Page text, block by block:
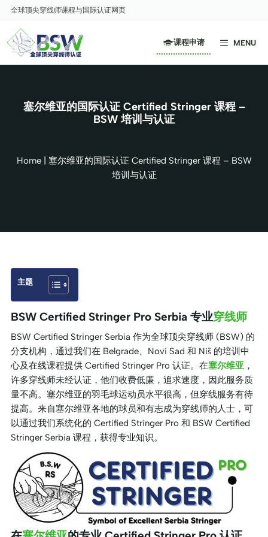
全球顶尖穿线师课程与国际认证网页
MENU
课程申请
塞尔维亚的国际认证 Certified Stringer 课程 –
BSW 培训与认证
Home| 塞尔维亚的国际认证 Certified Stringer 课程 – BSW
培训与认证
主题
BSW Certified Stringer Pro Serbia 专业穿线师
BSW Certified Stringer Serbia 作为全球顶尖穿线师 (BSW) 的
分支机构，通过我们在 Belgrade、Novi Sad 和 Niš 的培训中
心及在线课程提供 Certified Stringer Pro 认证。在塞尔维亚 ，
许多穿线师未经认证，他们收费低廉，追求速度，因此服务质
量不高。塞尔维亚的羽毛球运动员水平很高，但穿线服务有待
提高。来自塞尔维亚各地的球员和有志成为穿线师的人士，可
以通过我们系统化的 Certified Stringer Pro 和 BSW Certified
Stringer Serbia 课程，获得专业知识。